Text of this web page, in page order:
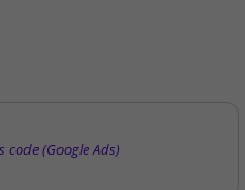
code (Google Ads)